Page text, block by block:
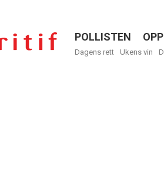
Menu
POLLISTEN
Dagens rett Ukens vin